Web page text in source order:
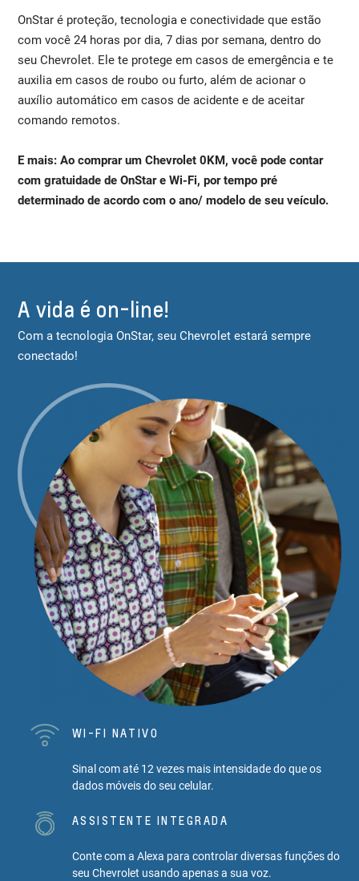
OnStar é proteção, tecnologia e conectividade que estão
com você 24 horas por dia, 7 dias por semana, dentro do
seu Chevrolet. Ele te protege em casos de emergência e te
auxilia em casos de roubo ou furto, além de acionar o
auxílio automático em casos de acidente e de aceitar
comando remotos.
E mais: Ao comprar um Chevrolet 0KM, você pode contar
com gratuidade de OnStar e Wi-Fi, por tempo pré
determinado de acordo com o ano/ modelo de seu veículo.
A vida é on-line!
Com a tecnologia OnStar, seu Chevrolet estará sempre
conectado!
WI-FI NATIVO
Sinal com até 12 vezes mais intensidade do que os
dados móveis do seu celular.
ASSISTENTE INTEGRADA
Conte com a Alexa para controlar diversas funções do
seu Chevrolet usando apenas a sua voz.